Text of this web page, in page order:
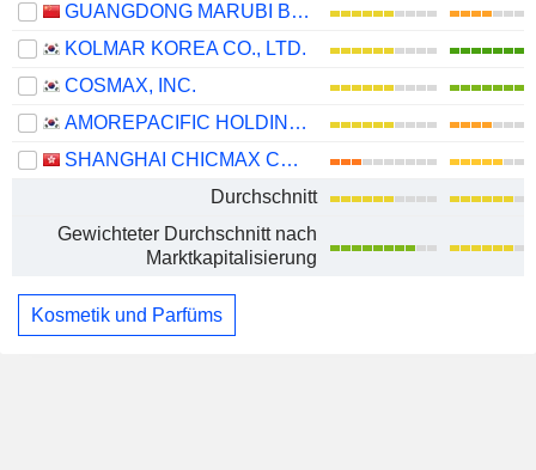
GUANGDONG MARUBI BIOTECHNOLOGY CO., LTD.
KOLMAR KOREA CO., LTD.
COSMAX, INC.
AMOREPACIFIC HOLDINGS CORP.
SHANGHAI CHICMAX COSMETIC CO., LTD.
Durchschnitt
Gewichteter Durchschnitt nach
Marktkapitalisierung
Kosmetik und Parfüms